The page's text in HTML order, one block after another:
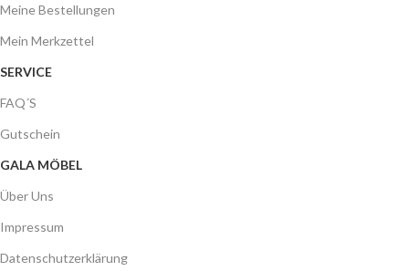
Meine Bestellungen
Mein Merkzettel
SERVICE
FAQ´S
Gutschein
GALA MÖBEL
Über Uns
Impressum
Datenschutzerklärung